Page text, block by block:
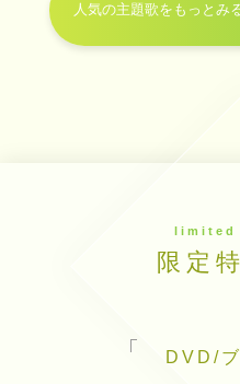
人気の主題歌をもっとみ
limited
限定
DVD/